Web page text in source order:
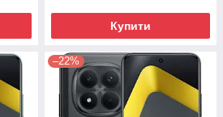
Купити
–22%